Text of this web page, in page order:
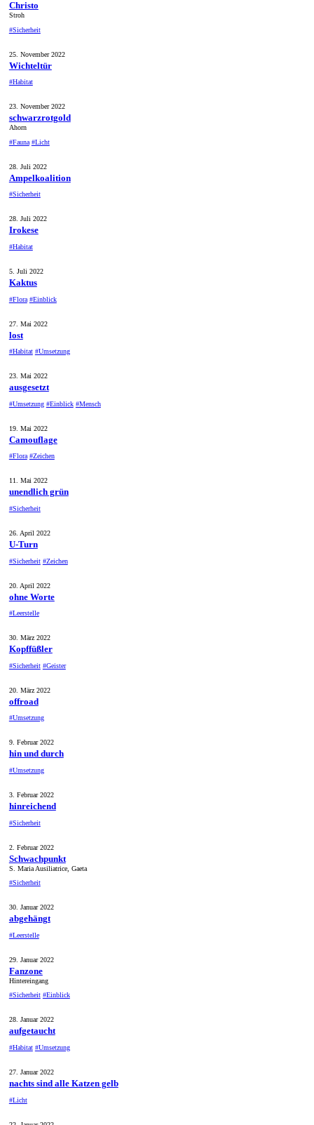
Christo
Stroh
#Sicherheit
25. November 2022
Wichteltür
#Habitat
23. November 2022
schwarzrotgold
Ahorn
#Fauna #Licht
28. Juli 2022
Ampelkoalition
#Sicherheit
28. Juli 2022
Irokese
#Habitat
5. Juli 2022
Kaktus
#Flora #Einblick
27. Mai 2022
lost
#Habitat #Umsetzung
23. Mai 2022
ausgesetzt
#Umsetzung #Einblick #Mensch
19. Mai 2022
Camouflage
#Flora #Zeichen
11. Mai 2022
unendlich grün
#Sicherheit
26. April 2022
U-Turn
#Sicherheit #Zeichen
20. April 2022
ohne Worte
#Leerstelle
30. März 2022
Kopffüßler
#Sicherheit #Geister
20. März 2022
offroad
#Umsetzung
9. Februar 2022
hin und durch
#Umsetzung
3. Februar 2022
hinreichend
#Sicherheit
2. Februar 2022
Schwachpunkt
S. Maria Ausiliatrice, Gaeta
#Sicherheit
30. Januar 2022
abgehängt
#Leerstelle
29. Januar 2022
Fanzone
Hintereingang
#Sicherheit #Einblick
28. Januar 2022
aufgetaucht
#Habitat #Umsetzung
27. Januar 2022
nachts sind alle Katzen gelb
#Licht